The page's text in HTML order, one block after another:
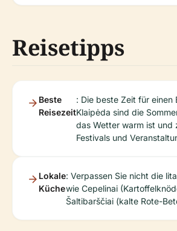
Reisetipps
Beste
Reisezeit
: Die beste Zeit für einen
Klaipėda sind die
das Wetter warm ist und
Festivals und
Lokale
Küche
: Verpassen Sie nicht die
wie Cepelinai
Šaltibarščiai (kalte Rote-